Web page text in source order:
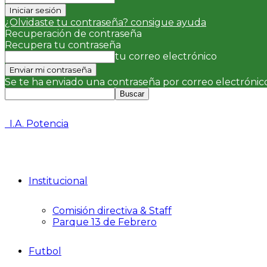
¿Olvidaste tu contraseña? consigue ayuda
Recuperación de contraseña
Recupera tu contraseña
tu correo electrónico
Se te ha enviado una contraseña por correo
I.A. Potencia
Institucional
Comisión directiva & Staff
Parque 13 de Febrero
Futbol